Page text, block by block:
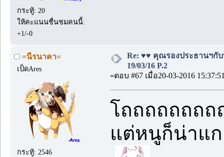
กระทู้: 20
ให้คะแนนชื่นชมคนนี้:
+1/-0
=นีรนาคา=
เป็ดAres
กระทู้: 2546
Re: ♥♥ คุณรองประธานฯกั
19/03/16 P.2
«ตอบ #67 เมื่อ20-03-2016
โถถถถถถถถ
แต่หนูก็น่าแก